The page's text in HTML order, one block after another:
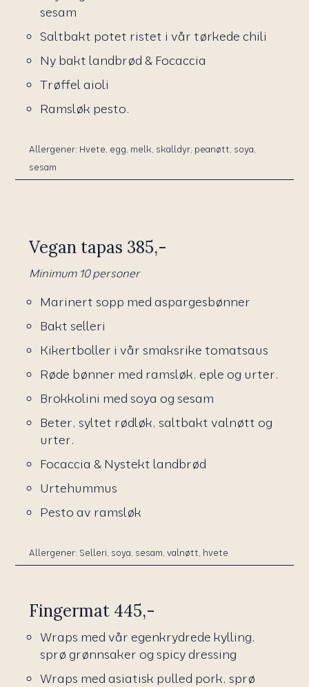
sesam
Saltbakt potet ristet i vår tørkede chili
Ny bakt landbrød & Focaccia
Trøffel aioli
Ramsløk pesto.
Allergener: Hvete, egg, melk, skalldyr, peanøtt, soya,
sesam
Vegan tapas 385,-
Minimum 10 personer
Marinert sopp med aspargesbønner
Bakt selleri
Kikertboller i vår smaksrike tomatsaus
Røde bønner med ramsløk, eple og urter.
Brokkolini med soya og sesam
Beter, syltet rødløk, saltbakt valnøtt og
urter.
Focaccia & Nystekt landbrød
Urtehummus
Pesto av ramsløk
Allergener: Selleri, soya, sesam, valnøtt, hvete
Fingermat 445,-
Wraps med vår egenkrydrede kylling,
sprø grønnsaker og spicy dressing
Wraps med asiatisk pulled pork, sprø